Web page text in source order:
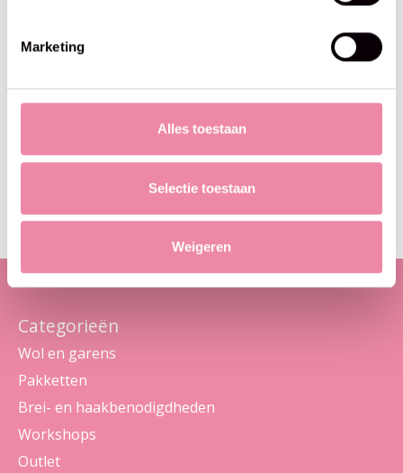
Marketing
Alles toestaan
Selectie toestaan
Weigeren
Blijf op de hoogte
Maak je geen zorgen, we sturen geen spam
Categorieën
Wol en garens
Pakketten
Brei- en haakbenodigdheden
Workshops
Outlet